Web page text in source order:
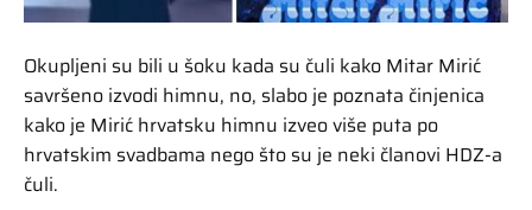
Okupljeni su bili u šoku kada su čuli kako Mitar Mirić
savršeno izvodi himnu, no, slabo je poznata činjenica
kako je Mirić hrvatsku himnu izveo više puta po
hrvatskim svadbama nego što su je neki članovi HDZ-a
čuli.